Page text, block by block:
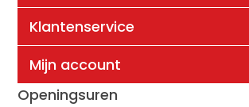
Klantenservice
Mijn account
Openingsuren